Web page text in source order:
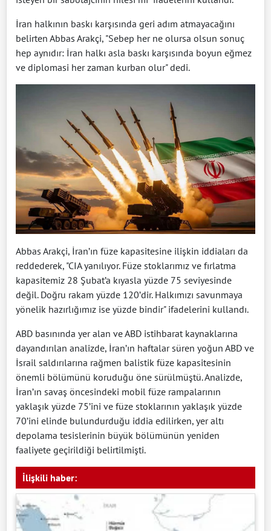
İran halkının baskı karşısında geri adım atmayacağını
belirten Abbas Arakçi, "Sebep her ne olursa olsun sonuç
hep aynıdır: İran halkı asla baskı karşısında boyun eğmez
ve diplomasi her zaman kurban olur" dedi.
Abbas Arakçi, İran’ın füze kapasitesine ilişkin iddiaları da
reddederek, "CIA yanılıyor. Füze stoklarımız ve fırlatma
kapasitemiz 28 Şubat’a kıyasla yüzde 75 seviyesinde
değil. Doğru rakam yüzde 120’dir. Halkımızı savunmaya
yönelik hazırlığımız ise yüzde bindir" ifadelerini kullandı.
ABD basınında yer alan ve ABD istihbarat kaynaklarına
dayandırılan analizde, İran’ın haftalar süren yoğun ABD ve
İsrail saldırılarına rağmen balistik füze kapasitesinin
önemli bölümünü koruduğu öne sürülmüştü. Analizde,
İran’ın savaş öncesindeki mobil füze rampalarının
yaklaşık yüzde 75’ini ve füze stoklarının yaklaşık yüzde
70’ini elinde bulundurduğu iddia edilirken, yer altı
depolama tesislerinin büyük bölümünün yeniden
faaliyete geçirildiği belirtilmişti.
İlişkili haber: